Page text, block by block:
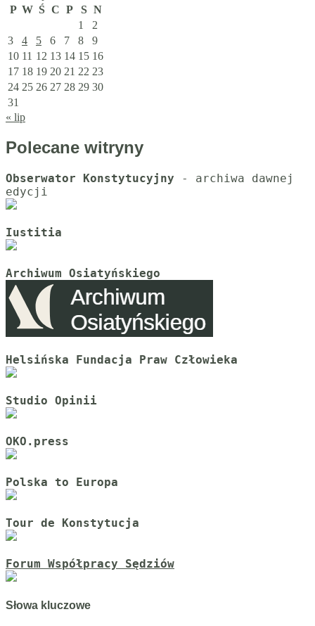
P W Ś C P S N
1
2
3
4 5 6 7 8
9
10 11 12 13 14 15 16
17 18 19 20 21 22 23
24 25 26 27 28 29 30
31
« lip
Polecane witryny
Obserwator Konstytucyjny - archiwa dawnej
Iustitia
Archiwum Osiatyńskiego
Helsińska Fundacja Praw Człowieka
Studio Opinii
OKO.press
Polska to Europa
Tour de Konstytucja
Forum Współpracy Sędziów
Słowa kluczowe